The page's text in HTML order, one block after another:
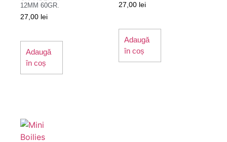
12MM 60GR.
27,00 lei
Adaugă
în coș
27,00 lei
Adaugă
în coș